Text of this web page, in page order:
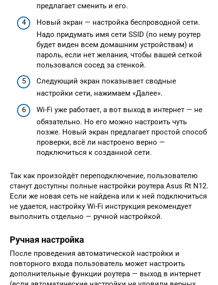
предлагает сменить и его.
Новый экран — настройка беспроводной сети.
Надо придумать имя сети SSID (по нему роутер
будет виден всем домашним устройствам) и
пароль, если нет желания, чтобы вашей сеткой
пользовался сосед за стенкой.
Следующий экран показывает сводные
настройки сети, нажимаем «Далее».
Wi-Fi уже работает, а вот выход в интернет — не
обязательно. Но его можно настроить чуть
позже. Новый экран предлагает простой способ
проверки, всё ли настроено верно —
подключиться к созданной сети.
Так как произойдёт переподключение, пользователю
станут доступны полные настройки роутера Asus Rt N12.
Если же новая сеть не найдена или к ней подключиться
не удается, настройку Wi-Fi инструкция рекомендует
выполнить отдельно — ручной настройкой.
Ручная настройка
После проведения автоматической настройки и
повторного входа пользователь может настроить
дополнительные функции роутера — выход в интернет